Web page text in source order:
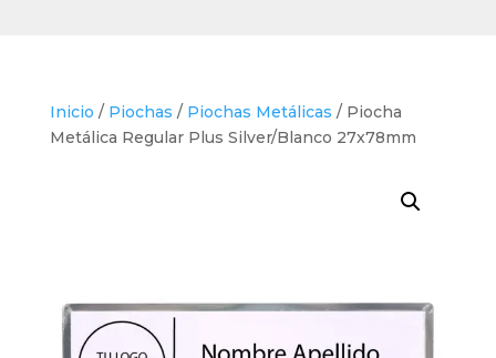
Inicio / Piochas / Piochas Metálicas / Piocha
Metálica Regular Plus Silver/Blanco 27x78mm